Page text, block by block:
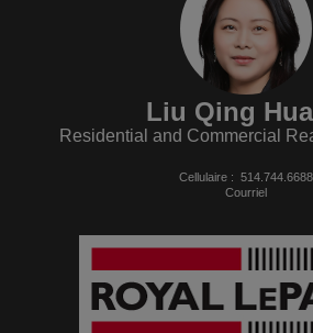
Liu Qing
Residential and Commercial
Cellulaire : 514.744.6688
Courriel